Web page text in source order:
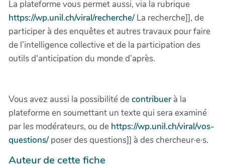
La plateforme vous permet aussi, via la rubrique
https://wp.unil.ch/viral/recherche/La recherche]], de
participer à des enquêtes et autres travaux pour faire
de l’intelligence collective et de la participation des
outils d'anticipation du monde d’après.
Vous avez aussi la possibilité decontribuerà la
plateforme en soumettant un texte qui sera examiné
par les modérateurs, ou de https://wp.unil.ch/viral/vos-
questions/poser des questions]] à des chercheur·e·s.
Auteur de cette fiche